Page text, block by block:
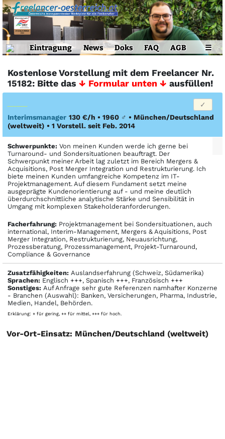
Eintragung News Doks FAQ AGB ☰
Kostenlose Vorstellung mit dem Freelancer Nr.
15182: Bitte das ↓ Formular unten ↓ ausfüllen!
Interimsmanager 130 €/h • 1960 ♂ • München/Deutschland
(weltweit) • 1 Vorstell. seit Feb. 2014
Schwerpunkte: Von meinen Kunden werde ich gerne bei
Turnaround- und Sondersituationen beauftragt. Der
Schwerpunkt meiner Arbeit lag zuletzt im Bereich Mergers &
Acquisitions, Post Merger Integration und Restrukturierung. Ich
biete meinen Kunden umfangreiche Kompetenz im IT-
Projektmanagement. Auf diesem Fundament setzt meine
ausgeprägte Kundenorientierung auf - und meine deutlich
überdurchschnittliche analytische Stärke und Sensibilität in
Umgang mit komplexen Stakeholderanforderungen.
Facher­fahrung: Projektmanagement bei Sondersituationen, auch
international, Interim-Management, Mergers & Aquisitions, Post
Merger Integration, Restrukturierung, Neuausrichtung,
Prozessberatung, Prozessmanagement, Projekt-Turnaround,
Compliance & Governance
Zusatzfähigkeiten: Auslandserfahrung (Schweiz, Südamerika)
Sprachen: Englisch +++, Spanisch +++, Französisch +++
Sonstiges: Auf Anfrage sehr gute Referenzen namhafter Konzerne
- Branchen (Auswahl): Banken, Versicherungen, Pharma, Industrie,
Medien, Handel, Behörden.
Erklärung: + für gering, ++ für mittel, +++ für hoch.
Vor-Ort-Einsatz: München/Deutschland (weltweit)